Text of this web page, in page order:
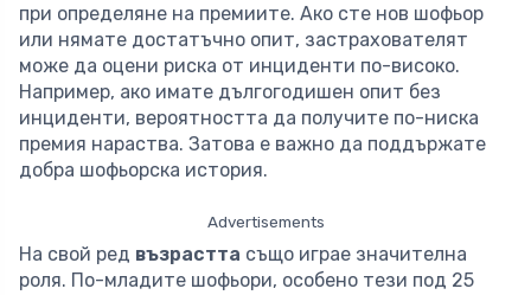
при определяне на премиите. Ако сте нов шофьор
или нямате достатъчно опит, застрахователят
може да оцени риска от инциденти по-високо.
Например, ако имате дългогодишен опит без
инциденти, вероятността да получите по-ниска
премия нараства. Затова е важно да поддържате
добра шофьорска история.
Advertisements
На свой ред възрастта също играе значителна
роля. По-младите шофьори, особено тези под 25